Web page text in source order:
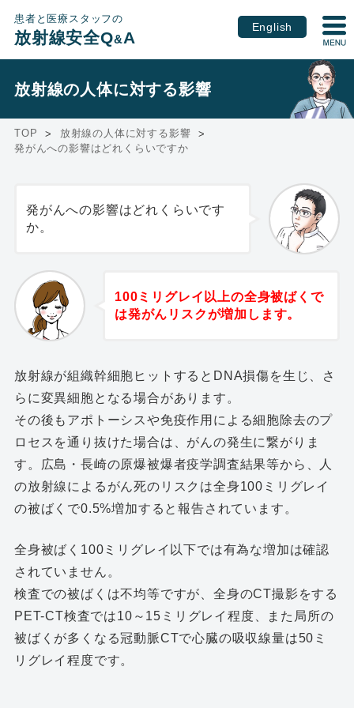
English
患者と医療スタッフの
放射線安全Q&A
放射線の人体に対する影響
TOP
放射線の人体に対する影響
発がんへの影響はどれくらいですか
発がんへの影響はどれくらいです
か。
100ミリグレイ以上の全身被ばくで
は発がんリスクが増加します。
放射線が組織幹細胞ヒットするとDNA損傷を生じ、さ
らに変異細胞となる場合があります。
その後もアポトーシスや免疫作用による細胞除去のプ
ロセスを通り抜けた場合は、がんの発生に繋がりま
す。広島・長崎の原爆被爆者疫学調査結果等から、人
の放射線によるがん死のリスクは全身100ミリグレイ
の被ばくで0.5%増加すると報告されています。
全身被ばく100ミリグレイ以下では有為な増加は確認
されていません。
検査での被ばくは不均等ですが、全身のCT撮影をする
PET-CT検査では10～15ミリグレイ程度、また局所の
被ばくが多くなる冠動脈CTで心臓の吸収線量は50ミ
リグレイ程度です。